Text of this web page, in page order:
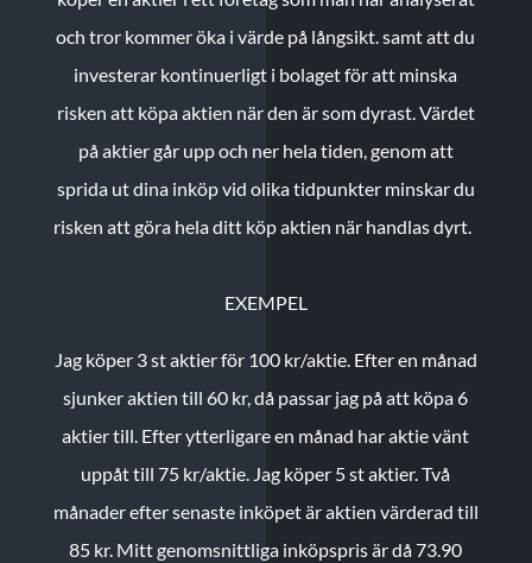
och tror kommer öka i värde på långsikt. samt att du
investerar kontinuerligt i bolaget för att minska
risken att köpa aktien när den är som dyrast. Värdet
på aktier går upp och ner hela tiden, genom att
sprida ut dina inköp vid olika tidpunkter minskar du
risken att göra hela ditt köp aktien när handlas dyrt.
EXEMPEL
Jag köper 3 st aktier för 100 kr/aktie. Efter en månad
sjunker aktien till 60 kr, då passar jag på att köpa 6
aktier till. Efter ytterligare en månad har aktie vänt
uppåt till 75 kr/aktie. Jag köper 5 st aktier.Två
månader efter senaste inköpet är aktien värderad till
85 kr. Mitt genomsnittliga inköpspris är då 73.90